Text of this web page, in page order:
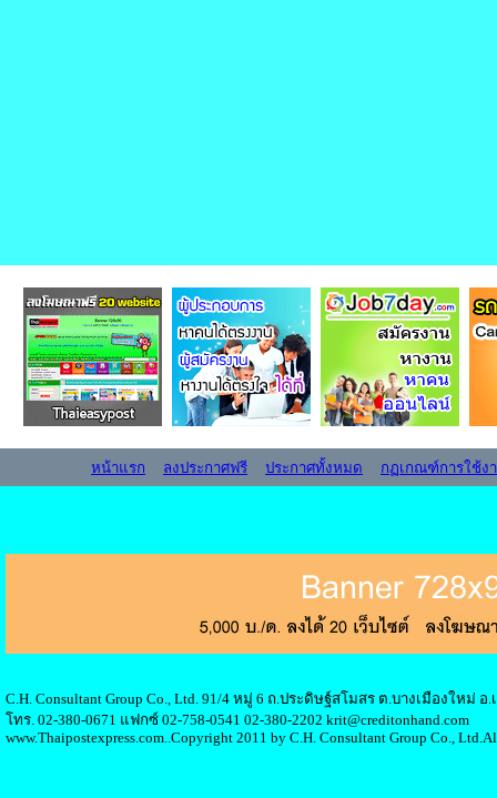
หน้าแรก ลงประกาศฟรี ประกาศทั้งหมด กฏเกณฑ์การใช้ง
C.H. Consultant Group Co., Ltd. 91/4 หมู่ 6 ถ.ประดิษฐ์สโมสร ต.บางเมืองใหม่ อ
โทร. 02-380-0671 แฟกซ์ 02-758-0541 02-380-2202 krit@creditonhand.com
www.Thaipostexpress.com..Copyright 2011 by C.H. Consultant Group Co.,